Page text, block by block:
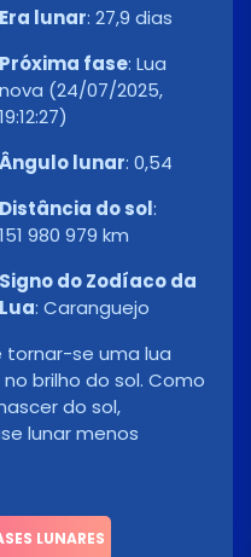
Era lunar: 27,9 dias
Próxima fase: Lua
nova (24/07/2025,
19:12:27)
Ângulo lunar: 0,54
Distância do sol:
151 980 979 km
Signo do Zodíaco da
Lua: Caranguejo
tornar-se uma lua
brilho do sol. Como
do sol,
lunar menos
LUNARES